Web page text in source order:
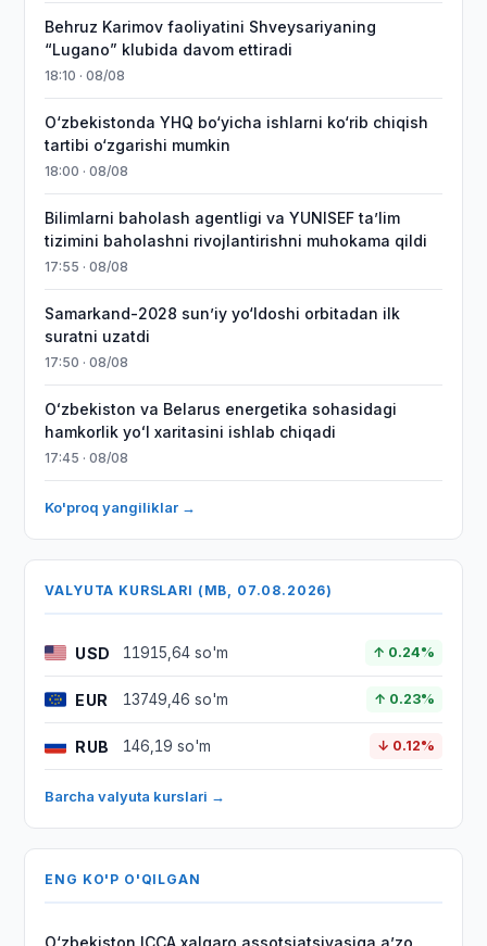
Behruz Karimov faoliyatini Shveysariyaning
“Lugano” klubida davom ettiradi
18:10 · 08/08
O‘zbekistonda YHQ bo‘yicha ishlarni ko‘rib chiqish
tartibi o‘zgarishi mumkin
18:00 · 08/08
Bilimlarni baholash agentligi va YUNISEF taʼlim
tizimini baholashni rivojlantirishni muhokama qildi
17:55 · 08/08
Samarkand-2028 sunʼiy yo‘ldoshi orbitadan ilk
suratni uzatdi
17:50 · 08/08
Oʻzbekiston va Belarus energetika sohasidagi
hamkorlik yoʻl xaritasini ishlab chiqadi
17:45 · 08/08
Ko'proq yangiliklar →
VALYUTA KURSLARI (MB, 07.08.2026)
USD 11915,64 so'm ↑ 0.24%
EUR 13749,46 so'm ↑ 0.23%
RUB 146,19 so'm ↓ 0.12%
Barcha valyuta kurslari →
ENG KO'P O'QILGAN
O‘zbekiston ICCA xalqaro assotsiatsiyasiga aʼzo